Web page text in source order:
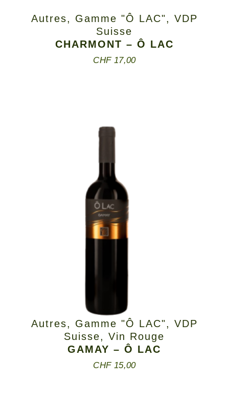
Autres, Gamme "Ô LAC", VDP
Suisse
CHARMONT – Ô LAC
CHF17,00
Autres, Gamme "Ô LAC", VDP
Suisse,Vin Rouge
GAMAY – Ô LAC
CHF15,00